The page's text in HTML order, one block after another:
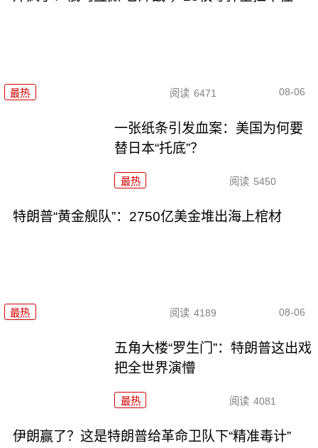
最热 阅读 6471 08-06
一张纸条引发血案：美国为何要
替日本“托底”？
最热 阅读 5450
特朗普“黄金舰队”：2750亿美金堆出海上棺材
最热 阅读 4189 08-06
五角大楼“罗生门”：特朗普这出戏
把全世界演懵
最热 阅读 4081
伊朗赢了？这是特朗普给革命卫队下“精准毒计”